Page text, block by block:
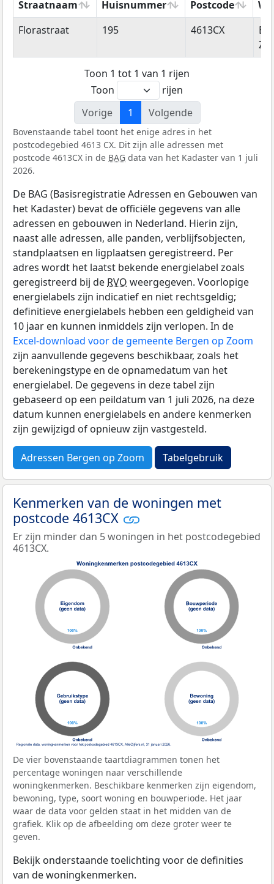
Straatnaam Huisnummer Postcode
Straatnaam
Huisnummer Postcode
Florastraat 195 4613CX
Toon 1 tot 1 van 1 rijen
Toon
rijen
Vorige
1 Volgende
Bovenstaande tabel toont het enige adres in het
postcodegebied 4613 CX. Dit zijn alle adressen met
postcode 4613CX in de BAG data van het Kadaster van 1 juli
2026.
De BAG (Basisregistratie Adressen en Gebouwen van
het Kadaster) bevat de officiële gegevens van alle
adressen en gebouwen in Nederland. Hierin zijn,
naast alle adressen, alle panden, verblijfsobjecten,
standplaatsen en ligplaatsen geregistreerd. Per
adres wordt het laatst bekende energielabel zoals
geregistreerd bij de RVO weergegeven. Voorlopige
energielabels zijn indicatief en niet rechtsgeldig;
definitieve energielabels hebben een geldigheid van
10 jaar en kunnen inmiddels zijn verlopen. In de
Excel-download voor de gemeente Bergen op Zoom
zijn aanvullende gegevens beschikbaar, zoals het
berekeningstype en de opnamedatum van het
energielabel. De gegevens in deze tabel zijn
gebaseerd op een peildatum van 1 juli 2026, na deze
datum kunnen energielabels en andere kenmerken
zijn gewijzigd of opnieuw zijn vastgesteld.
Adressen Bergen op Zoom Tabelgebruik
Kenmerken van de woningen met
postcode 4613CX
Er zijn minder dan 5 woningen in het postcodegebied
4613CX.
De vier bovenstaande taartdiagrammen tonen het
percentage woningen naar verschillende
woningkenmerken. Beschikbare kenmerken zijn eigendom,
bewoning, type, soort woning en bouwperiode. Het jaar
waar de data voor gelden staat in het midden van de
grafiek. Klik op de afbeelding om deze groter weer te
geven.
Bekijk onderstaande toelichting voor de definities
van de woningkenmerken.